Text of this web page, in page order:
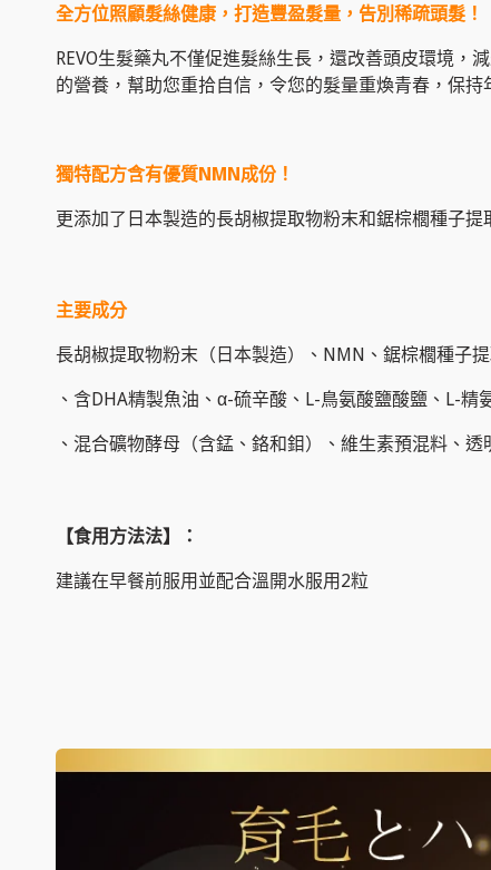
全方位照顧髮絲健康，打造豐盈髮量，告別稀疏頭髮！
REVO生髮藥丸不僅促進髮絲生長， 還改善頭皮環境，
的營養， 幫助您重拾自信，令您的髮量重煥青春，保持
獨特配方含有優質NMN成份！
更添加了日本製造的長胡椒提取物粉末和鋸棕櫚種子提
主要成分
長胡椒提取物粉末（日本製造）、NMN、鋸棕櫚種子
、含DHA精製魚油、α-硫辛酸、L-鳥氨酸鹽酸鹽、L-
、混合礦物酵母（含錳、鉻和鉬）、維生素預混料、
【食用方法法】：
建議在早餐前服用並配合溫開水服用2粒